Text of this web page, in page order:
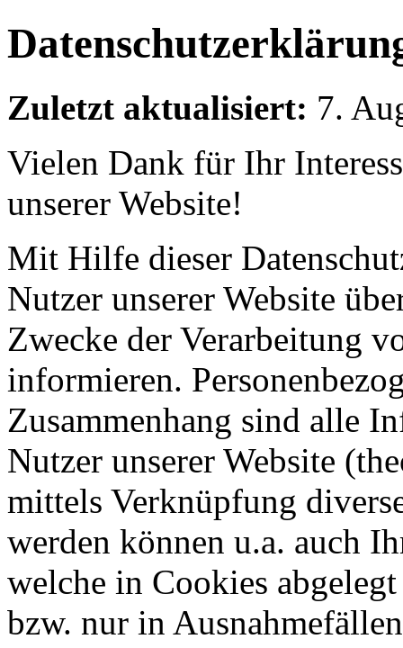
Zuletzt aktualisiert: 7.
Vielen Dank für Ihr
unserer Website!
Mit Hilfe dieser
Nutzer unserer Website
Zwecke der Verarbeitung
informieren.
Zusammenhang sind alle
Nutzer unserer Website
mittels Verknüpfung
werden können u.a. auch
welche in Cookies
bzw. nur in